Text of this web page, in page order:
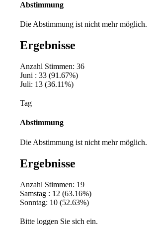
Abstimmung
Die Abstimmung ist nicht mehr möglich.
Ergebnisse
Anzahl Stimmen: 36
Juni : 33 (91.67%)
Juli: 13 (36.11%)
Tag
Abstimmung
Die Abstimmung ist nicht mehr möglich.
Ergebnisse
Anzahl Stimmen: 19
Samstag : 12 (63.16%)
Sonntag: 10 (52.63%)
Bitte loggen Sie sich ein.